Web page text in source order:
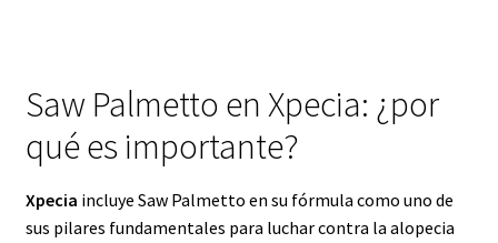
Saw Palmetto en Xpecia: ¿por
qué es importante?
Xpecia incluye Saw Palmetto en su fórmula como uno de
sus pilares fundamentales para luchar contra la alopecia